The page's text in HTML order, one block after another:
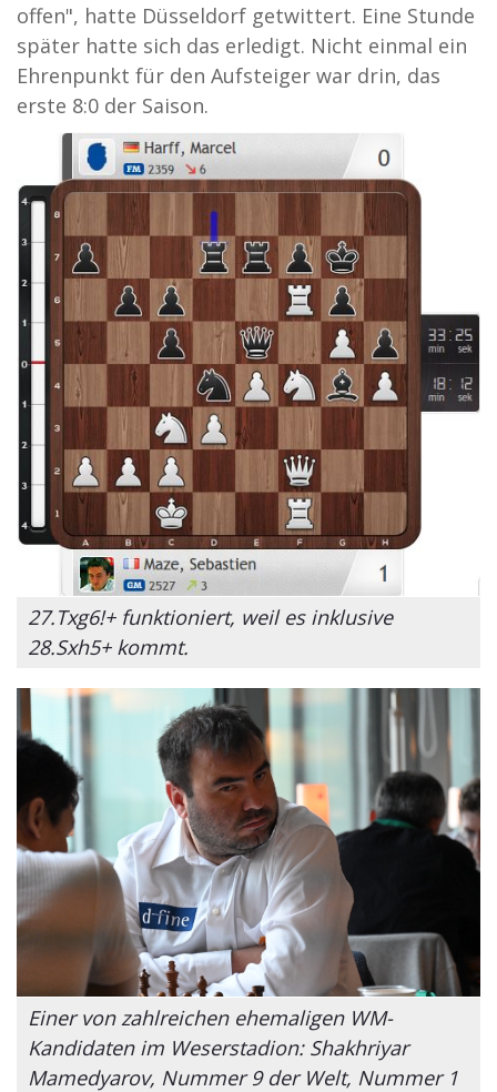
offen", hatte Düsseldorf getwittert. Eine Stunde
später hatte sich das erledigt. Nicht einmal ein
Ehrenpunkt für den Aufsteiger war drin, das
erste 8:0 der Saison.
27.Txg6!+ funktioniert, weil es inklusive
28.Sxh5+ kommt.
Einer von zahlreichen ehemaligen WM-
Kandidaten im Weserstadion: Shakhriyar
Mamedyarov, Nummer 9 der Welt, Nummer 1